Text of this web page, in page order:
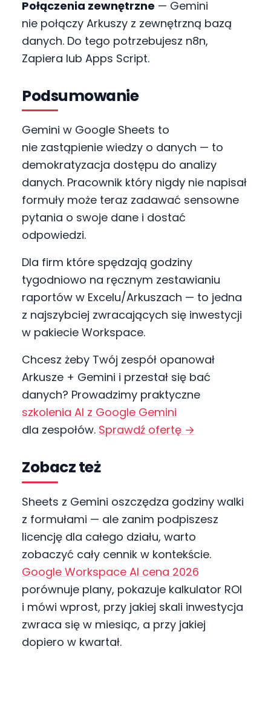
Połączenia zewnętrzne — Gemini
nie połączy Arkuszy z zewnętrzną bazą
danych. Do tego potrzebujesz n8n,
Zapiera lub Apps Script.
Podsumowanie
Gemini w Google Sheets to
nie zastąpienie wiedzy o danych — to
demokratyzacja dostępu do analizy
danych. Pracownik który nigdy nie napisał
formuły może teraz zadawać sensowne
pytania o swoje dane i dostać
odpowiedzi.
Dla firm które spędzają godziny
tygodniowo na ręcznym zestawianiu
raportów w Excelu/Arkuszach — to jedna
z najszybciej zwracających się inwestycji
w pakiecie Workspace.
Chcesz żeby Twój zespół opanował
Arkusze + Gemini i przestał się bać
danych? Prowadzimy praktyczne
szkolenia AI z Google Gemini
dla zespołów. Sprawdź ofertę →
Zobacz też
Sheets z Gemini oszczędza godziny walki
z formułami — ale zanim podpiszesz
licencję dla całego działu, warto
zobaczyć cały cennik w kontekście.
Google Workspace AI cena 2026
porównuje plany, pokazuje kalkulator ROI
i mówi wprost, przy jakiej skali inwestycja
zwraca się w miesiąc, a przy jakiej
dopiero w kwartał.